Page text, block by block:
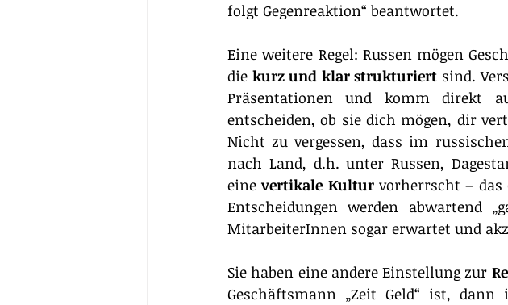
folgt Gegenreaktion“ beantwortet.
Eine weitere Regel: Russen mögen
die kurz und klar strukturiert sind.
Präsentationen und komm direkt
entscheiden, ob sie dich mögen, dir
Nicht zu vergessen, dass im
nach Land, d.h. unter Russen,
eine vertikale Kultur vorherrscht – das
Entscheidungen werden abwartend
MitarbeiterInnen sogar erwartet und
Sie haben eine andere Einstellung zur
Geschäftsmann „Zeit Geld“ ist,